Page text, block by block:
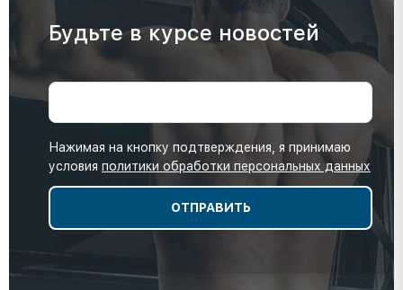
Будьте в курсе новостей
Нажимая на кнопку подтверждения, я принимаю
условия политики обработки персональных данных